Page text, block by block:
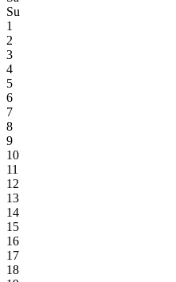
Su
1
2
3
4
5
6
7
8
9
10
11
12
13
14
15
16
17
18